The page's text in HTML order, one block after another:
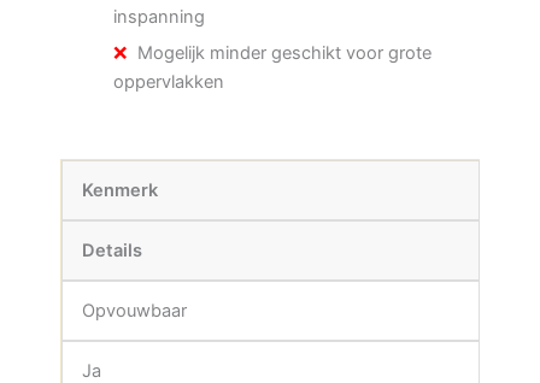
inspanning
Mogelijk minder geschikt voor grote
oppervlakken
Kenmerk
Details
Opvouwbaar
Ja